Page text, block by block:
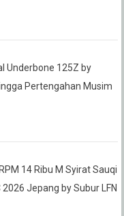
Underbone 125Z by
Pertengahan Musim
14 Ribu M Syirat Sauqi
Jepang by Subur LFN